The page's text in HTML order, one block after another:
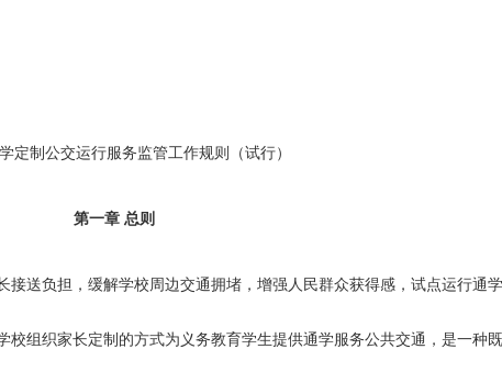
定制公交运行服务监管工作规则（试行）
第一章 总则
送负担，缓解学校周边交通拥堵，增强人民群众获得感，试点运行通
组织家长定制的方式为义务教育学生提供通学服务公共交通，是一种